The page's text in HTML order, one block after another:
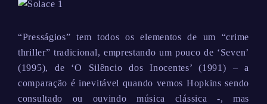
“Presságios” tem todos os elementos de um “crime
thriller” tradicional, emprestando um pouco de ‘Seven’
(1995), de ‘O Silêncio dos Inocentes’ (1991) – a
comparação é inevitável quando vemos Hopkins sendo
consultado ou ouvindo música clássica -, mas